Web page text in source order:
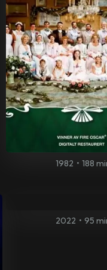
1982 • 188
2022 • 95